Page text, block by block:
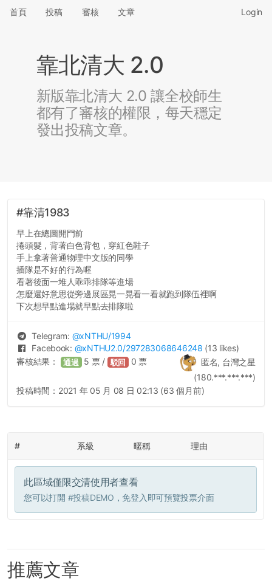
首頁 投稿 審核 文章 Login
靠北清大 2.0
新版靠北清大 2.0 讓全校師生
都有了審核的權限，每天穩定
發出投稿文章。
#靠清1983
早上在總圖開門前
捲頭髮，背著白色背包，穿紅色鞋子
手上拿著普通物理中文版的同學
插隊是不好的行為喔
看著後面一堆人乖乖排隊等進場
怎麼還好意思從旁邊展區晃一晃看一看就跑到隊伍裡啊
下次想早點進場就早點去排隊啦
Telegram: @xNTHU/1994
Facebook: @xNTHU2.0/297283068646248 (13 likes)
匿名, 台灣之星
(180.***.***.***)
審核結果： 通過 5 票 / 駁回 0 票
投稿時間： 2021 年 05 月 08 日 02:13 (63 個月前)
# 系級 暱稱 理由
此區域僅限交清使用者查看
您可以打開 #投稿DEMO ，免登入即可預覽投票介面
推薦文章